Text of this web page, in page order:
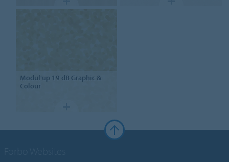
Modul'up19 dB Graphic &
Colour